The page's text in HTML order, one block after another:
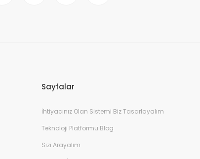
Sayfalar
İhtiyacınız Olan Sistemi Biz Tasarlayalım
Teknoloji Platformu Blog
Sizi Arayalım